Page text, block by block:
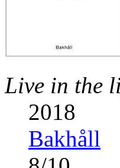
Live in the
2018
Bakhåll